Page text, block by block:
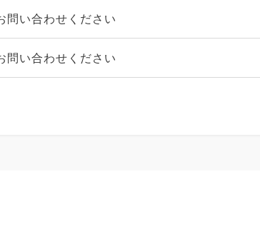
問い合わせください
問い合わせください